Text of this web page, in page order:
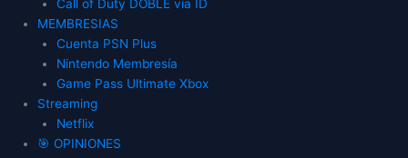
Call of Duty DOBLE via ID
MEMBRESIAS
Cuenta PSN Plus
Nintendo Membresía
Game Pass Ultimate Xbox
Streaming
Netflix
🎯 OPINIONES